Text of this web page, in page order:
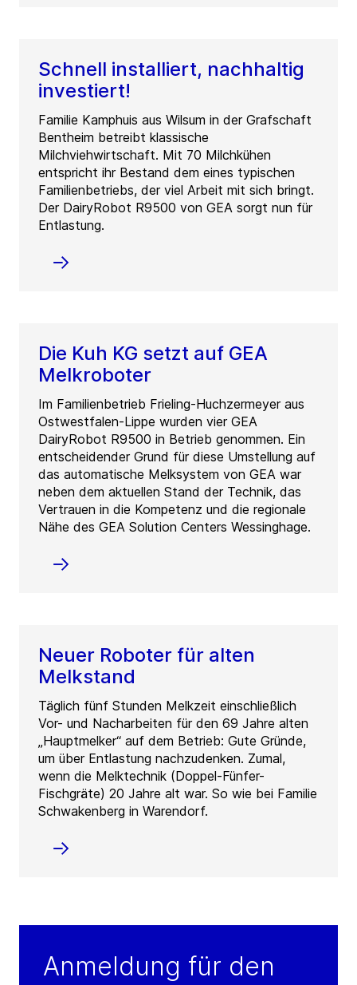
Schnell installiert, nachhaltig
investiert!
Familie Kamphuis aus Wilsum in der Grafschaft
Bentheim betreibt klassische
Milchviehwirtschaft. Mit 70 Milchkühen
entspricht ihr Bestand dem eines typischen
Familienbetriebs, der viel Arbeit mit sich bringt.
Der DairyRobot R9500 von GEA sorgt nun für
Entlastung.
Die Kuh KG setzt auf GEA
Melkroboter
Im Familienbetrieb Frieling-Huchzermeyer aus
Ostwestfalen-Lippe wurden vier GEA
DairyRobot R9500 in Betrieb genommen. Ein
entscheidender Grund für diese Umstellung auf
das automatische Melksystem von GEA war
neben dem aktuellen Stand der Technik, das
Vertrauen in die Kompetenz und die regionale
Nähe des GEA Solution Centers Wessinghage.
Neuer Roboter für alten
Melkstand
Täglich fünf Stunden Melkzeit einschließlich
Vor- und Nacharbeiten für den 69 Jahre alten
„Hauptmelker“ auf dem Betrieb: Gute Gründe,
um über Entlastung nachzudenken. Zumal,
wenn die Melktechnik (Doppel-Fünfer-
Fischgräte) 20 Jahre alt war. So wie bei Familie
Schwakenberg in Warendorf.
Anmeldung für den